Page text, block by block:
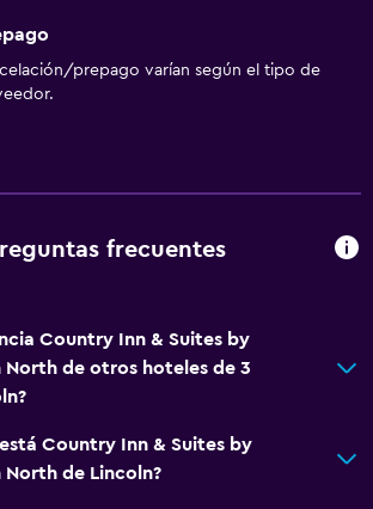
accesibles por ascensor
entregar en el alojamiento
prepago varían según el tipo de
frecuentes
Country Inn & Suites by
North de otros hoteles de 3
Country Inn & Suites by
North de Lincoln?